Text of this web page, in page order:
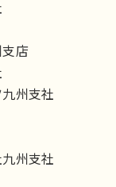
店
州支社
州支社